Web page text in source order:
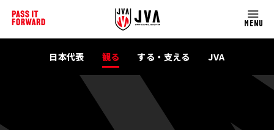
MENU
日本代表 観る する・支える JVA